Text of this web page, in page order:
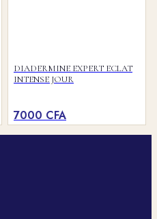
DIADERMINE EXPERT ECLAT
INTENSE JOUR
7000 CFA